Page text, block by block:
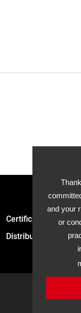
and your
or
Certification
Distribution